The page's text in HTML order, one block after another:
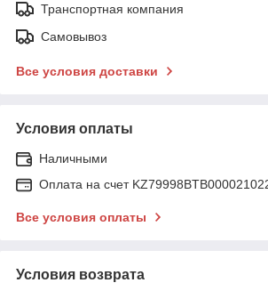
Транспортная компания
Самовывоз
Все условия доставки
Условия оплаты
Наличными
Оплата на счет
Все условия оплаты
Условия возврата